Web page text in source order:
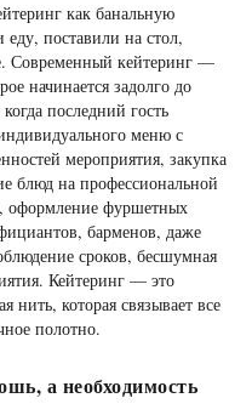
как банальную
поставили на стол,
Современный кейтеринг —
начинается задолго до
последний гость
меню с
мероприятия, закупка
блюд на профессиональной
оформление фуршетных
барменов, даже
сроков, бесшумная
Кейтеринг — это
нить, которая связывает все
полотно.
а необходимость